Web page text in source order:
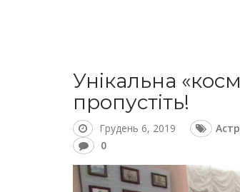
Унікальна
пропустіть!
Грудень 6, 2019
0